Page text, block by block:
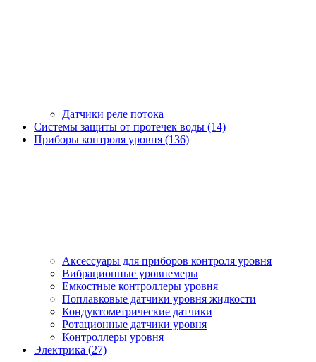
Датчики реле потока
Системы защиты от протечек воды (14)
Приборы контроля уровня (136)
Аксессуары для приборов контроля уровня
Вибрационные уровнемеры
Емкостные контроллеры уровня
Поплавковые датчики уровня жидкости
Кондуктометрические датчики
Ротационные датчики уровня
Контроллеры уровня
Электрика (27)